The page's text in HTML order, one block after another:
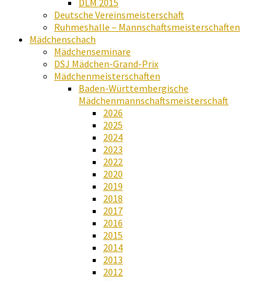
DLM 2015
Deutsche Vereinsmeisterschaft
Ruhmeshalle – Mannschaftsmeisterschaften
Mädchenschach
Mädchenseminare
DSJ Mädchen-Grand-Prix
Mädchenmeisterschaften
Baden-Württembergische
Mädchenmannschaftsmeisterschaft
2026
2025
2024
2023
2022
2020
2019
2018
2017
2016
2015
2014
2013
2012